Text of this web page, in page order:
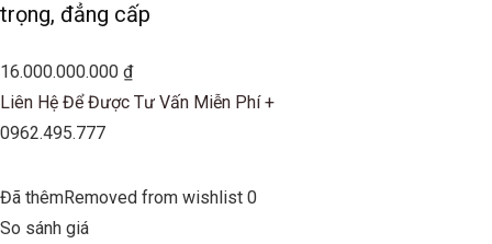
trọng, đẳng cấp
16.000.000.000 ₫
Liên Hệ Để Được Tư Vấn Miễn Phí +
0962.495.777
Đã thêmRemoved from wishlist 0
So sánh giá